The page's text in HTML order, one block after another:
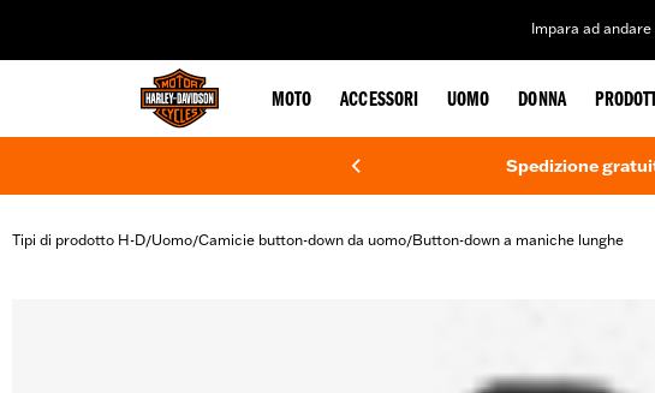
Impara ad
MOTO ACCESSORI UOMO DONNA
Spedizione
Tipi di prodotto H-D/Uomo/Camicie button-down da uomo/Button-down a maniche lunghe